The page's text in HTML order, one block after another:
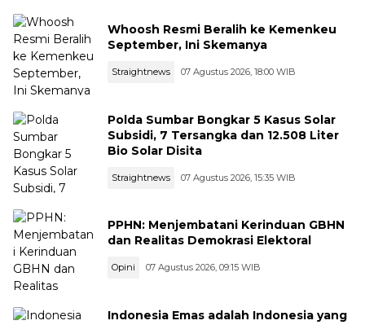
Whoosh Resmi Beralih ke Kemenkeu
September, Ini Skemanya
Straightnews 07 Agustus 2026, 18:00 WIB
Polda Sumbar Bongkar 5 Kasus Solar
Subsidi, 7 Tersangka dan 12.508 Liter
Bio Solar Disita
Straightnews 07 Agustus 2026, 15:35 WIB
PPHN: Menjembatani Kerinduan GBHN
dan Realitas Demokrasi Elektoral
Opini 07 Agustus 2026, 09:15 WIB
Indonesia Emas adalah Indonesia yang